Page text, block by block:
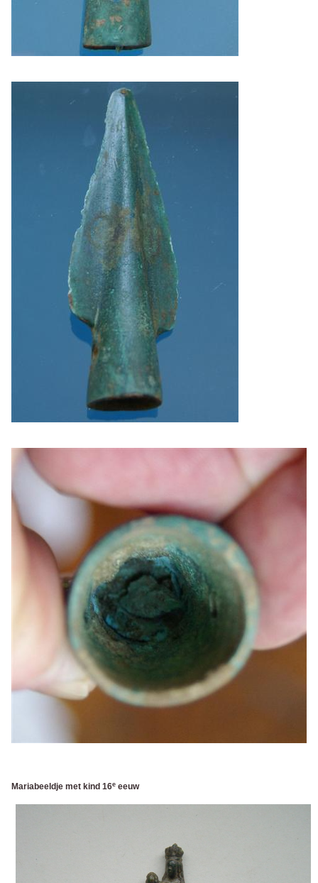
Mariabeeldje met kind 16e eeuw